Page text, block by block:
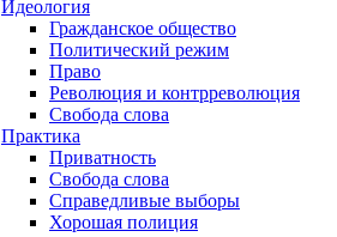
Идеология
Гражданское общество
Политический режим
Право
Революция и контрреволюция
Свобода слова
Практика
Приватность
Свобода слова
Справедливые выборы
Хорошая полиция